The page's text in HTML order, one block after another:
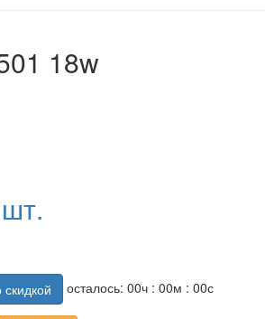
18w
осталось: 00ч : 00м : 00с